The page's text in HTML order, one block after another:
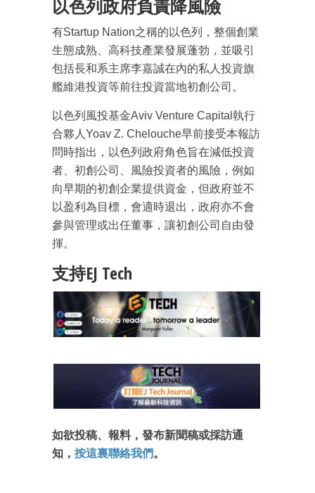
以色列政府負責降風險
有Startup Nation之稱的以色列，整個創業
生態成熟、高科技產業發展蓬勃，並吸引
包括長和系主席李嘉誠在內的私人投資旗
艦維港投資等前往投資當地初創公司。
以色列風投基金Aviv Venture Capital執行
合夥人Yoav Z. Chelouche早前接受本報訪
問時指出，以色列政府角色旨在減低投資
者、初創公司、風險投資者的風險，例如
向早期的初創企業提供資金，但政府並不
以盈利為目標，會適時退出，政府亦不會
參與管理或出任董事，讓初創公司自由發
揮。
支持EJ Tech
如欲投稿、報料，發布新聞稿或採訪通
知， 按這裏聯絡我們。